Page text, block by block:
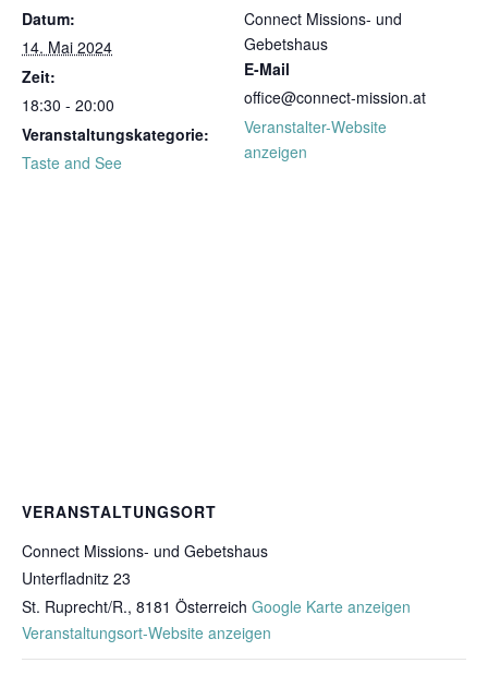
Datum:
14. Mai 2024
Zeit:
18:30 - 20:00
Veranstaltungskategorie:
Taste and See
Connect Missions- und
Gebetshaus
E-Mail
office@connect-mission.at
Veranstalter-Website
anzeigen
VERANSTALTUNGSORT
Connect Missions- und Gebetshaus
Unterfladnitz 23
St. Ruprecht/R., 8181 Österreich Google Karte anzeigen
Veranstaltungsort-Website anzeigen